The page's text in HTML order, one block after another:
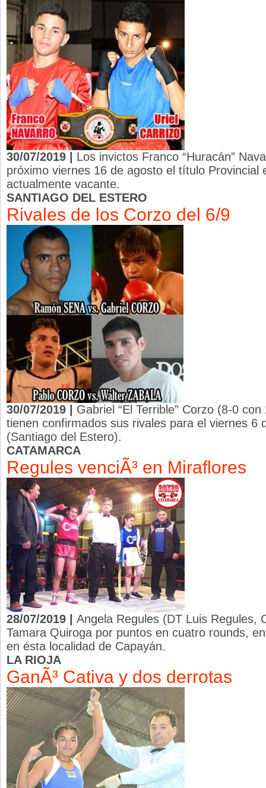
30/07/2019 | Los invictos Franco “Huracán”
próximo viernes 16 de agosto el título
actualmente vacante.
SANTIAGO DEL ESTERO
Rivales de los Corzo del 6/9
30/07/2019 | Gabriel “El Terrible” Corzo (8-0
tienen confirmados sus rivales para el viernes 6
(Santiago del Estero).
CATAMARCA
Regules venciÃ³ en Miraflores
28/07/2019 | Angela Regules (DT Luis Regules,
Tamara Quiroga por puntos en cuatro rounds,
en ésta localidad de Capayán.
LA RIOJA
GanÃ³ Cativa y dos derrotas